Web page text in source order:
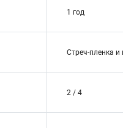
1 год
Стреч-пленка и
2 / 4